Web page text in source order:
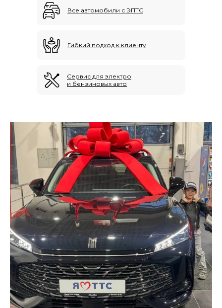
Гибкий подход к клиенту
Сервис для электро
и бензиновых авто
Все автомобили с ЭПТС